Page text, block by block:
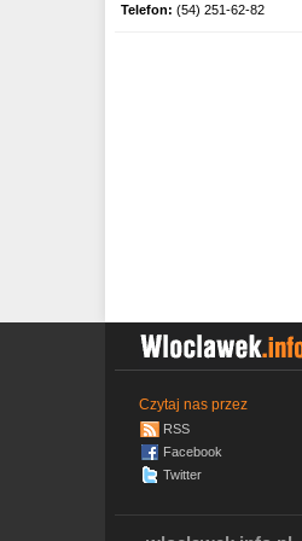
Telefon: (54) 251-62-82
Czytaj nas przez
RSS
Facebook
Twitter